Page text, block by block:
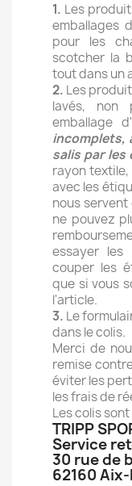
1. Les
emballages
pour les
scotcher la
tout dans un
2. Les
lavés, non
emballage
incomplets,
salis par les
rayon
avec les
nous
ne pouvez
essayer
couper les
que si vous
l'article.
3. Le
dans le colis.
Merci de
remise
éviter les
les frais de
Les colis
TRIPP
Service
30 rue de
62160